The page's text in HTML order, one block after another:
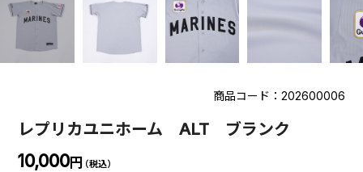
商品コード：202600006
レプリカユニホーム ALT ブランク
10,000円 （税込）